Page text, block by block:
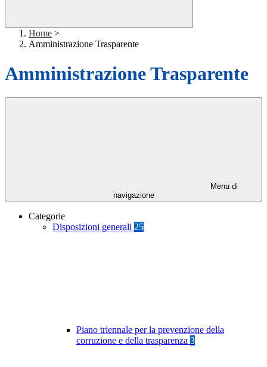
Home >
Amministrazione Trasparente
Amministrazione Trasparente
Menu di
navigazione
Categorie
Disposizioni generali 25
Piano triennale per la prevenzione della
corruzione e della trasparenza 3